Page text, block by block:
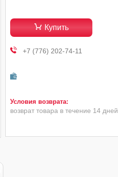
Купить
+7 (776) 202-74-11
возврат товара в течение 14 дней